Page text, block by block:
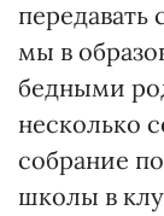
передавать
мы в
бедными
несколько
собрание
школы в